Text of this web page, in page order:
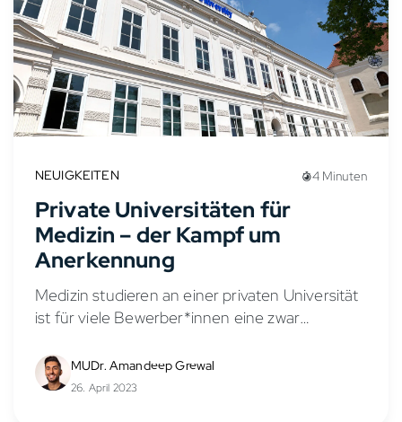
NEUIGKEITEN 4 Minuten
Private Universitäten für
Medizin – der Kampf um
Anerkennung
Medizin studieren an einer privaten Universität
ist für viele Bewerber*innen eine zwar
Alternative zum harten Auswahlverfahren der
staatlichen Unis im deutschsprachigen Raum.
MUDr. Amandeep Grewal
26. April 2023